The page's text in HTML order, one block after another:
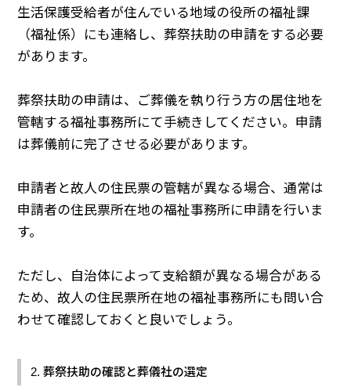
生活保護受給者が住んでいる地域の役所の福祉課
（福祉係）にも連絡し、葬祭扶助の申請をする必要
があります。
葬祭扶助の申請は、ご葬儀を執り行う方の居住地を
管轄する福祉事務所にて手続きしてください。申請
は葬儀前に完了させる必要があります。
申請者と故人の住民票の管轄が異なる場合、通常は
申請者の住民票所在地の福祉事務所に申請を行いま
す。
ただし、自治体によって支給額が異なる場合がある
ため、故人の住民票所在地の福祉事務所にも問い合
わせて確認しておくと良いでしょう。
2. 葬祭扶助の確認と葬儀社の選定